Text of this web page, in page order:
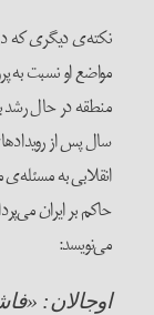
نکته‌ی دیگری که در
مواضع او نسبت به
حاکم بر ایران
می‌نویسد:
اوجالان: